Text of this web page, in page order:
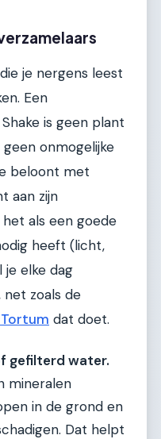
je nergens leest
Een
is geen plant
onmogelijke
beloont met
aan zijn
als een goede
heeft (licht,
je elke dag
zoals de
dat doet.
gefilterd water.
mineralen
in de grond en
Dat helpt